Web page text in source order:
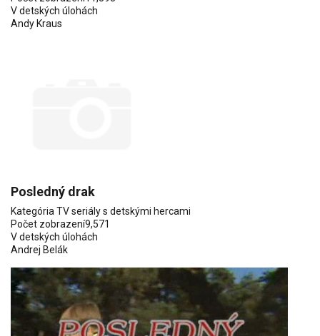
V detských úlohách
Andy Kraus
Posledný drak
Kategória TV seriály s detskými hercami
Počet zobrazení9,571
V detských úlohách
Andrej Belák